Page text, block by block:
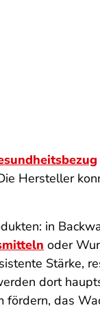
Hersteller
in
oder
Stärke,
dort
das